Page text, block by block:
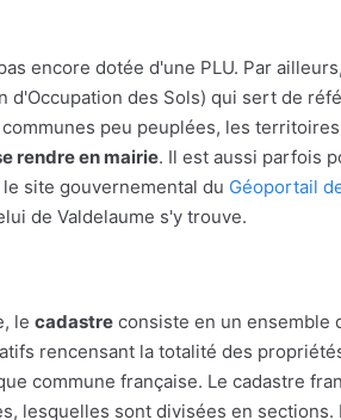
encore dotée d'une PLU. Par
d'Occupation des Sols) qui sert de
peu peuplées, les
rendre en mairie. Il est aussi parfois
site gouvernemental du Géoportail
de Valdelaume s'y trouve.
le cadastre consiste en un ensemble
rencensant la totalité des
commune française. Le cadastre
lesquelles sont divisées en sections.